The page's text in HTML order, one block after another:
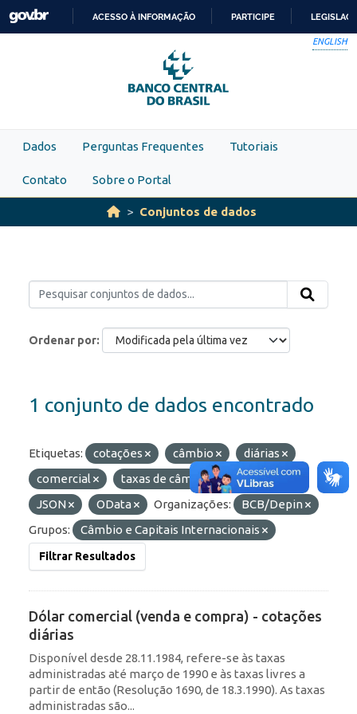
Skip to main content
PARA
O
CONTEÚDO
ACESSO À INFORMAÇÃO PARTICIPE
ENGLISH
Dados Perguntas Frequentes Tutoriais
Contato Sobre o Portal
Conjuntos de dados
Ordenar por
1 conjunto de dados encontrado
Etiquetas: cotações câmbio
diárias
comercial
taxas de câmbio
Formatos:
JSON
OData Organizações:
BCB/Depin
Grupos:
Câmbio e Capitais Internacionais
Filtrar Resultados
Dólar comercial (venda e compra) - cotações
diárias
Disponível desde 28.11.1984, refere-se às taxas
administradas até março de 1990 e às taxas livres a
partir de então (Resolução 1690, de 18.3.1990). As taxas
administradas são...